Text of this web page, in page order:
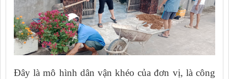
Đây là mô hình dân vận khéo của đơn vị, là công